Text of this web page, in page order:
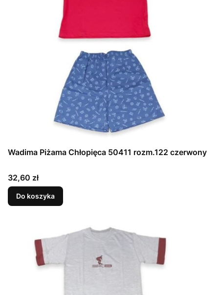
Wadima Piżama Chłopięca 50411 rozm.122 czerwony
Cena
32,60 zł
Do koszyka